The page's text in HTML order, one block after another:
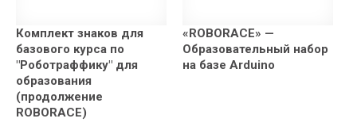
Комплект знаков для
базового курса по
"Роботраффику" для
образования
(продолжение
ROBORACE)
«ROBORACE» —
Образовательный набор
на базе Arduino